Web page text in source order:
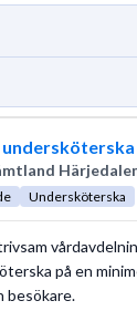
Undersköterska
på en
besökare.